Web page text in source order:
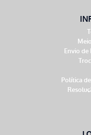
Envio de
Política